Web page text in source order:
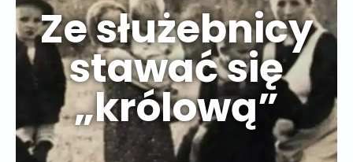
Ze służebnicy
stawać się
„królową”